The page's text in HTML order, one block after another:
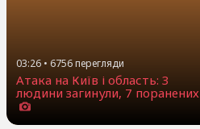
03:26 • 6756перегляди
Атака на Київ і область: 3
людини загинули, 7 поранених